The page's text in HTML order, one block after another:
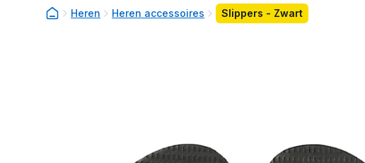
Heren Heren accessoires Slippers - Zwart